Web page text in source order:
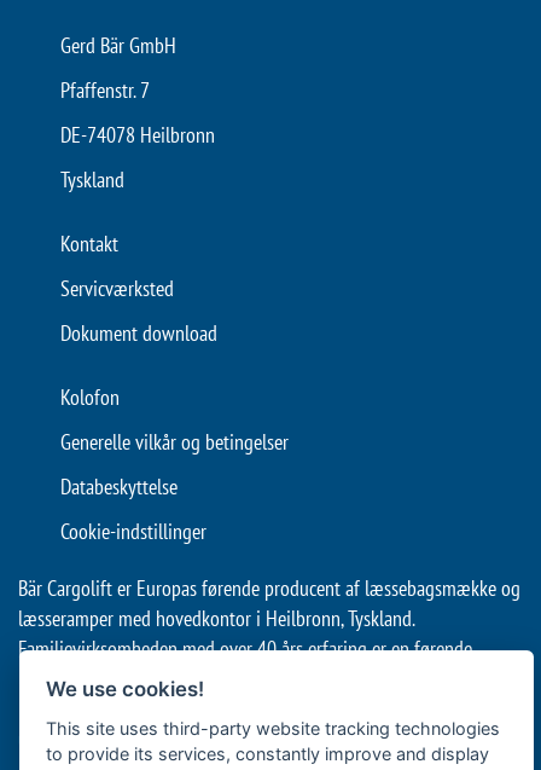
Gerd Bär GmbH
Pfaffenstr. 7
DE-74078 Heilbronn
Tyskland
Kontakt
Servicværksted
Dokument download
Kolofon
Generelle vilkår og betingelser
Databeskyttelse
Cookie-indstillinger
Bär Cargolift er Europas førende producent af læssebagsmække og
læsseramper med hovedkontor i Heilbronn, Tyskland.
Familievirksomheden med over 40 års erfaring er en førende
leverandør og innovationsleder inden for effektiv godstransport
understøtter professionel logistik af fødevarer og drikkevarer med
We use cookies!
This site uses third-party website tracking technologies
to provide its services, constantly improve and display